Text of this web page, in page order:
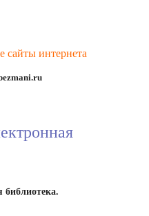
сайты интернета
библиотека.